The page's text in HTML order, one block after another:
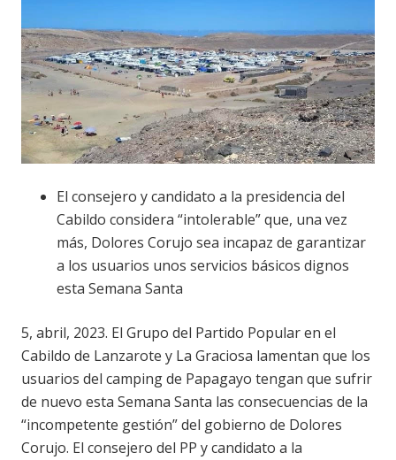
El consejero y candidato a la presidencia del
Cabildo considera “intolerable” que, una vez
más, Dolores Corujo sea incapaz de garantizar
a los usuarios unos servicios básicos dignos
esta Semana Santa
5, abril, 2023. El Grupo del Partido Popular en el
Cabildo de Lanzarote y La Graciosa lamentan que los
usuarios del camping de Papagayo tengan que sufrir
de nuevo esta Semana Santa las consecuencias de la
“incompetente gestión” del gobierno de Dolores
Corujo. El consejero del PP y candidato a la